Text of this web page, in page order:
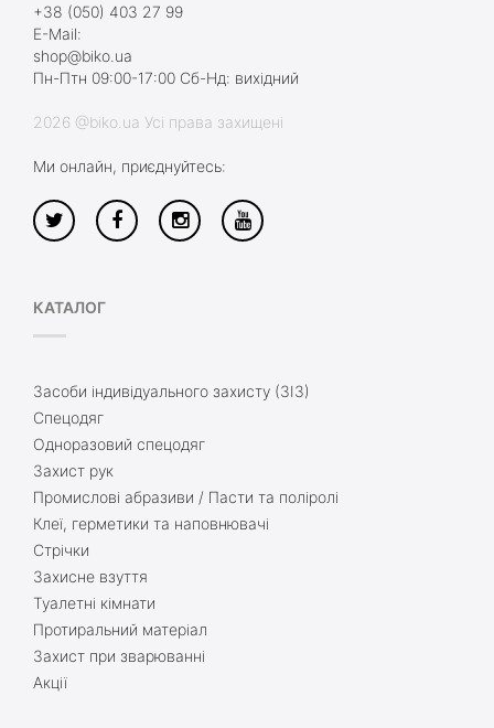
+38 (050) 403 27 99
E-Mail:
shop@biko.ua
Пн-Птн 09:00-17:00 Сб-Нд: вихідний
2026 @biko.ua Усі права захищені
Ми онлайн, приєднуйтесь:
КАТАЛОГ
Засоби індивідуального захисту (ЗІЗ)
Спецодяг
Одноразовий спецодяг
Захист рук
Промислові абразиви / Пасти та поліролі
Клеї, герметики та наповнювачі
Стрічки
Захисне взуття
Туалетні кімнати
Протиральний матеріал
Захист при зварюванні
Акції